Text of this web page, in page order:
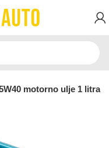
motorno ulje 1 litra